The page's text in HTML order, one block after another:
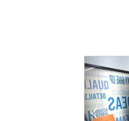
Previous